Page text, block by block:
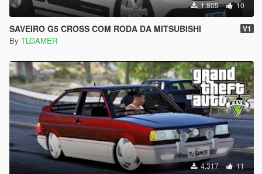
1.805 10
SAVEIRO G5 CROSS COM RODA DA MITSUBISHI V1
By TLGAMER
4.317 11